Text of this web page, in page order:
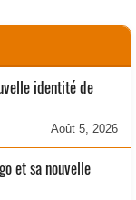
identité de
Août 5, 2026
et sa nouvelle